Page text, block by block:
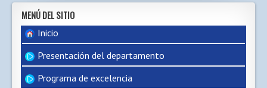
MENÚ DEL SITIO
Inicio
Presentación del departamento
Programa de excelencia